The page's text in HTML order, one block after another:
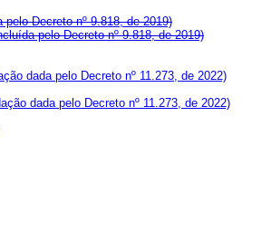
pelo Decreto nº 9.818, de 2019)
pelo Decreto nº 9.818, de 2019)
dada pelo Decreto nº 11.273, de 2022)
dada pelo Decreto nº 11.273, de 2022)